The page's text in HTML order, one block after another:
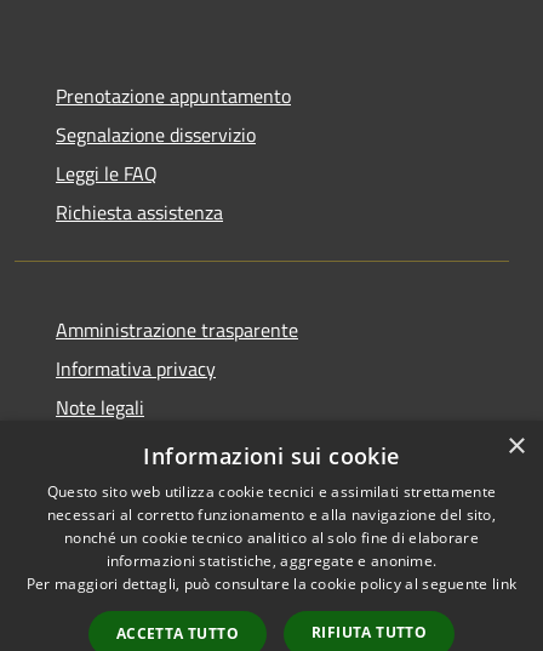
Prenotazione appuntamento
Segnalazione disservizio
Leggi le FAQ
Richiesta assistenza
Amministrazione trasparente
Informativa privacy
Note legali
Dichiarazione di accessibilità
Accessibilità
Copyright © 2026 • Comune di
Larciano • Powered by
Municipium•
Accesso
×
Informazioni sui cookie
Questo sito web utilizza cookie tecnici e assimilati strettamente
necessari al corretto funzionamento e alla navigazione del sito,
nonché un cookie tecnico analitico al solo fine di elaborare
informazioni statistiche, aggregate e anonime.
Per maggiori dettagli, può consultare la cookie policy al seguente link
ACCETTA TUTTO RIFIUTA TUTTO